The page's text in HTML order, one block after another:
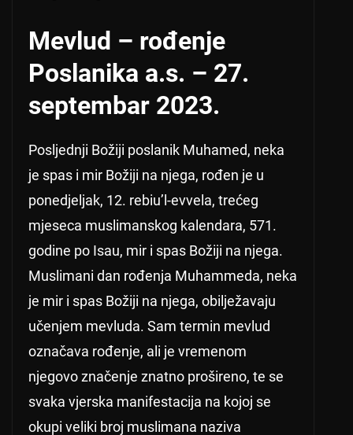
Mevlud – rođenje
Poslanika a.s. – 27.
septembar 2023.
Posljednji Božiji poslanik Muhamed, neka
je spas i mir Božiji na njega, rođen je u
ponedjeljak, 12. rebiu’l-evvela, trećeg
mjeseca muslimanskog kalendara, 571.
godine po Isau, mir i spas Božiji na njega.
Muslimani dan rođenja Muhammeda, neka
je mir i spas Božiji na njega, obilježavaju
učenjem mevluda. Sam termin mevlud
označava rođenje, ali je vremenom
njegovo značenje znatno prošireno, te se
svaka vjerska manifestacija na kojoj se
okupi veliki broj muslimana naziva